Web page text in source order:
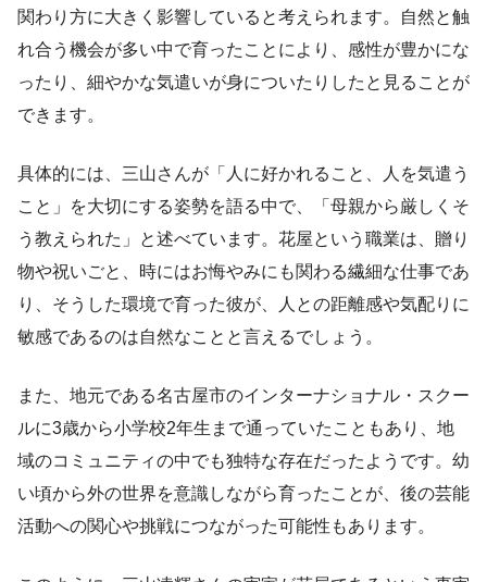
関わり方に大きく影響していると考えられます。自然と触
れ合う機会が多い中で育ったことにより、感性が豊かにな
ったり、細やかな気遣いが身についたりしたと見ることが
できます。
具体的には、三山さんが「人に好かれること、人を気遣う
こと」を大切にする姿勢を語る中で、「母親から厳しくそ
う教えられた」と述べています。花屋という職業は、贈り
物や祝いごと、時にはお悔やみにも関わる繊細な仕事であ
り、そうした環境で育った彼が、人との距離感や気配りに
敏感であるのは自然なことと言えるでしょう。
また、地元である名古屋市のインターナショナル・スクー
ルに3歳から小学校2年生まで通っていたこともあり、地
域のコミュニティの中でも独特な存在だったようです。幼
い頃から外の世界を意識しながら育ったことが、後の芸能
活動への関心や挑戦につながった可能性もあります。